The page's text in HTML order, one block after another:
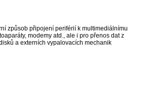
způsob připojení periférií k multimediálnímu
modemy atd., ale i pro přenos dat z
a externích vypalovacích mechanik